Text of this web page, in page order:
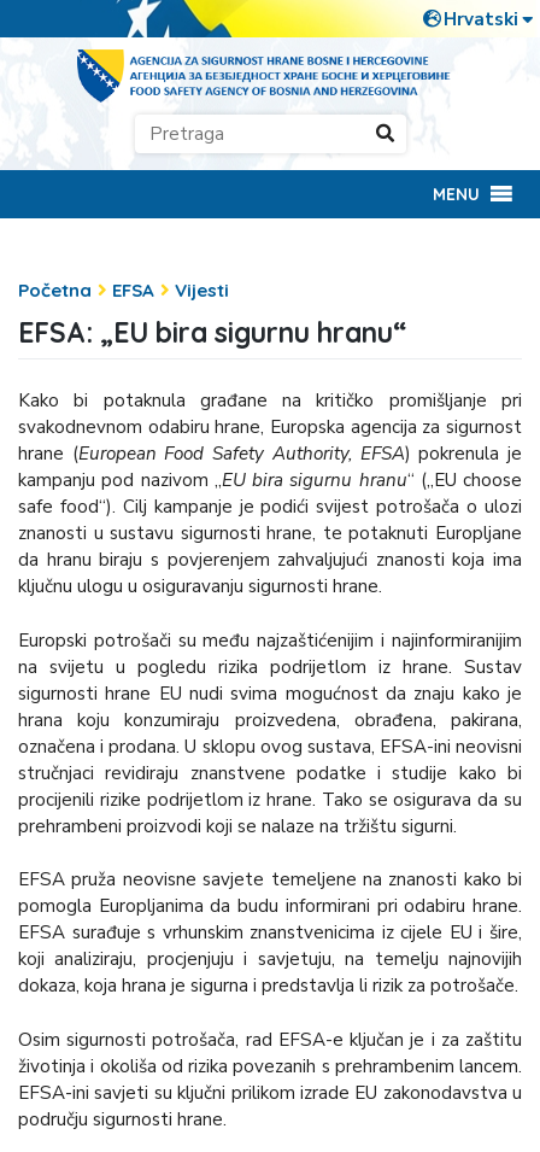
MENU
Početna EFSA Vijesti
EFSA: „EU bira sigurnu hranu“
Kako bi potaknula građane na kritičko promišljanje pri
svakodnevnom odabiru hrane, Europska agencija za sigurnost
hrane (European Food Safety Authority, EFSA) pokrenula je
kampanju pod nazivom „EU bira sigurnu hranu“ („EU choose
safe food“). Cilj kampanje je podići svijest potrošača o ulozi
znanosti u sustavu sigurnosti hrane, te potaknuti Europljane
da hranu biraju s povjerenjem zahvaljujući znanosti koja ima
ključnu ulogu u osiguravanju sigurnosti hrane.
Europski potrošači su među najzaštićenijim i najinformiranijim
na svijetu u pogledu rizika podrijetlom iz hrane. Sustav
sigurnosti hrane EU nudi svima mogućnost da znaju kako je
hrana koju konzumiraju proizvedena, obrađena, pakirana,
označena i prodana. U sklopu ovog sustava, EFSA-ini neovisni
stručnjaci revidiraju znanstvene podatke i studije kako bi
procijenili rizike podrijetlom iz hrane. Tako se osigurava da su
prehrambeni proizvodi koji se nalaze na tržištu sigurni.
EFSA pruža neovisne savjete temeljene na znanosti kako bi
pomogla Europljanima da budu informirani pri odabiru hrane.
EFSA surađuje s vrhunskim znanstvenicima iz cijele EU i šire,
koji analiziraju, procjenjuju i savjetuju, na temelju najnovijih
dokaza, koja hrana je sigurna i predstavlja li rizik za potrošače.
Osim sigurnosti potrošača, rad EFSA-e ključan je i za zaštitu
životinja i okoliša od rizika povezanih s prehrambenim lancem.
EFSA-ini savjeti su ključni prilikom izrade EU zakonodavstva u
području sigurnosti hrane.